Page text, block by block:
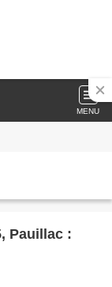
MENU
Pauillac :